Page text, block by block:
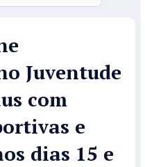
Juventude
com
e
dias 15 e